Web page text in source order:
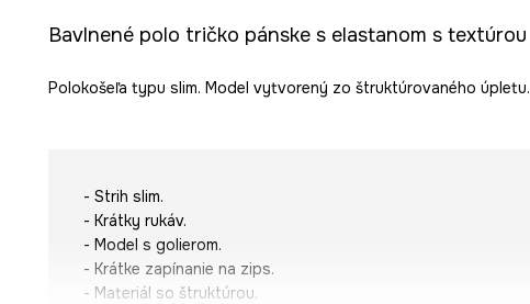
Bavlnené polo tričko pánske s elastanom s textúrou
Polokošeľa typu slim. Model vytvorený zo štruktúrovaného úpletu.
- Strih slim.
- Krátky rukáv.
- Model s golierom.
- Krátke zapínanie na zips.
- Materiál so štruktúrou.